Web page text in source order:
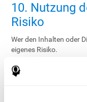
10. Nutzung
Risiko
Wer den Inhalten oder
eigenes Risiko.
Unser Ziel ist es,
Dienste zu geben,